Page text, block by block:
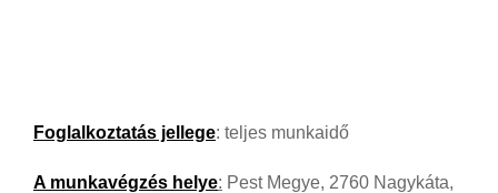
Foglalkoztatás jellege: teljes munkaidő
A munkavégzés helye: Pest Megye, 2760 Nagykáta,